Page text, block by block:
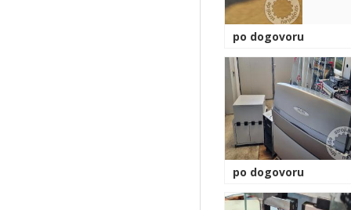
po dogovoru
po dogovoru